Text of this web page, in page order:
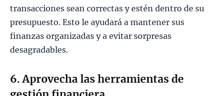
transacciones sean correctas y estén dentro de su
presupuesto. Esto le ayudará a mantener sus
finanzas organizadas y a evitar sorpresas
desagradables.
6. Aprovecha las herramientas de